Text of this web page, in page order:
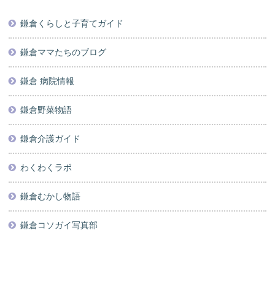
鎌倉くらしと子育てガイド
鎌倉ママたちのブログ
鎌倉 病院情報
鎌倉野菜物語
鎌倉介護ガイド
わくわくラボ
鎌倉むかし物語
鎌倉コソガイ写真部